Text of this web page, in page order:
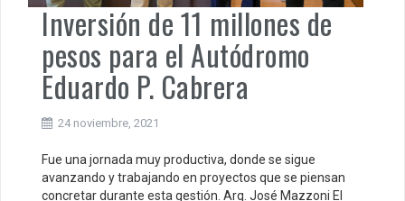
Inversión de 11 millones de
pesos para el Autódromo
Eduardo P. Cabrera
24 noviembre, 2021
Fue una jornada muy productiva, donde se sigue
avanzando y trabajando en proyectos que se piensan
concretar durante esta gestión. Arq. José Mazzoni El